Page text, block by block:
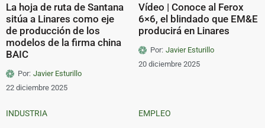
La hoja de ruta de Santana
sitúa a Linares como eje
de producción de los
modelos de la firma china
BAIC
Por: Javier Esturillo
22 diciembre 2025
Vídeo | Conoce al Ferox
6×6, el blindado que EM&E
producirá en Linares
Por: Javier Esturillo
20 diciembre 2025
INDUSTRIA EMPLEO